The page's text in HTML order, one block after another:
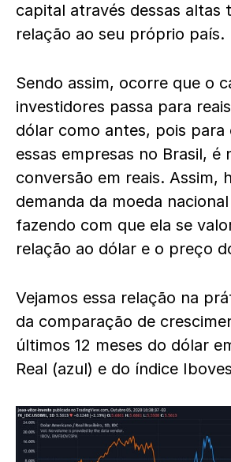
capital através dessas altas
relação ao seu próprio país.
Sendo assim, ocorre que o
investidores passa para
dólar como antes, pois para
essas empresas no Brasil, é
conversão em reais. Assim,
demanda da moeda
fazendo com que ela se
relação ao dólar e o preço
Vejamos essa relação na
da comparação de
últimos 12 meses do dólar
Real (azul) e do índice